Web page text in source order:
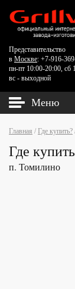
Представительство
в Москве: +7-916-
пн-пт 10:00-20:00, сб
вс - выходной
Меню
Главная / Где купить?
Где купить
п. Томилино